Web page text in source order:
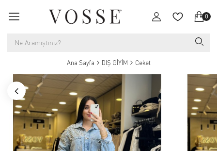
0
Ana Sayfa DIŞ GİYİM Ceket